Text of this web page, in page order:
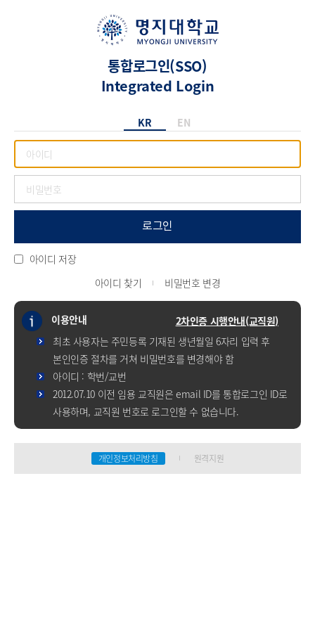
통합로그인(SSO)
Integrated Login
KR EN
로그인
아이디 저장
아이디 찾기
비밀번호 변경
이용안내
2차인증 시행안내(교직원)
최초 사용자는 주민등록 기재된 생년월일 6자리 입력 후
본인인증 절차를 거쳐 비밀번호를 변경해야 함
아이디 : 학번/교번
2012.07.10 이전 임용 교직원은 email ID를 통합로그인 ID로
사용하며, 교직원 번호로 로그인할 수 없습니다.
개인정보처리방침 원격지원